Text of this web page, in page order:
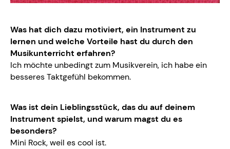
Was hat dich dazu motiviert, ein Instrument zu
lernen und welche Vorteile hast du durch den
Musikunterricht erfahren?
Ich möchte unbedingt zum Musikverein, ich habe ein
besseres Taktgefühl bekommen.
Was ist dein Lieblingsstück, das du auf deinem
Instrument spielst, und warum magst du es
besonders?
Mini Rock, weil es cool ist.